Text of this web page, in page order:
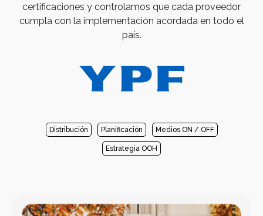
certificaciones y controlamos que cada proveedor
cumpla con la implementación acordada en todo el
país.
Distribución Planificación Medios ON / OFF
Estrategia OOH